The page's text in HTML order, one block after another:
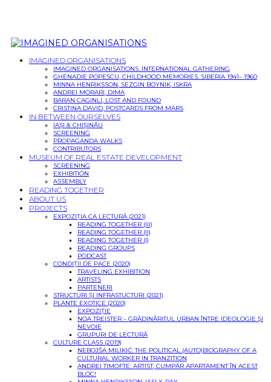
IMAGINED ORGANISATIONS
IMAGINED ORGANISATIONS. INTERNATIONAL GATHERING
GHENADIE POPESCU, CHILDHOOD MEMORIES. SIBERIA 1941– 1960
MINNA HENRIKSSON, SEZGIN BOYNIK, ISKRA
ANDREI MORARI, DIMA
BARAN CAGINLI, LOST AND FOUND
CRISTINA DAVID, POSTCARDS FROM MARS
IN BETWEEN OURSELVES
IAȘI & CHIȘINĂU
SCREENING
PROPAGANDA WALKS
CONTRIBUTORS
MUSEUM OF REAL ESTATE DEVELOPMENT
SCREENING
EXHIBITION
ASSEMBLY
READING TOGETHER
ABOUT US
PROJECTS
EXPOZIȚIA CA LECTURĂ (2021)
READING TOGETHER (III)
READING TOGETHER (II)
READING TOGETHER (I)
READING GROUPS
PODCAST
CONDIȚII DE PACE (2020)
TRAVELING EXHIBITION
ARTISTS
PARTENERI
STRUCTURI ȘI INFRASTUCTURI (2021)
PLANTE EXOTICE (2020)
EXPOZIȚIE
NOA TREISTER – GRĂDINĂRITUL URBAN ÎNTRE IDEOLOGIE ȘI
NEVOIE
GRUPURI DE LECTURĂ
CULTURE CLASS (2019)
NEBOJŠA MILIKIĆ: THE POLITICAL (AUTO)BIOGRAPHY OF A
CULTURAL WORKER IN TRANZITION
ANDREI TIMOFTE: ARTIST, CUMPĂR APARTAMENT ÎN ACEST
BLOC!